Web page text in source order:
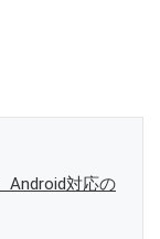
Android対応の